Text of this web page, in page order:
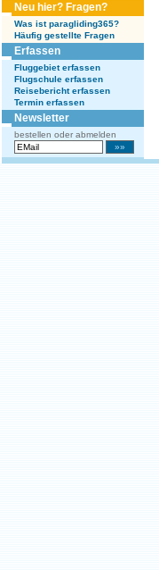
Neu hier? Fragen?
Was ist paragliding365?
Häufig gestellte Fragen
Erfassen
Fluggebiet erfassen
Flugschule erfassen
Reisebericht erfassen
Termin erfassen
Newsletter
bestellen oder abmelden